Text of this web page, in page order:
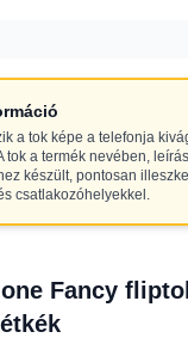
a tok képe a telefonja
tok a termék nevében,
készült, pontosan
csatlakozóhelyekkel.
Fancy